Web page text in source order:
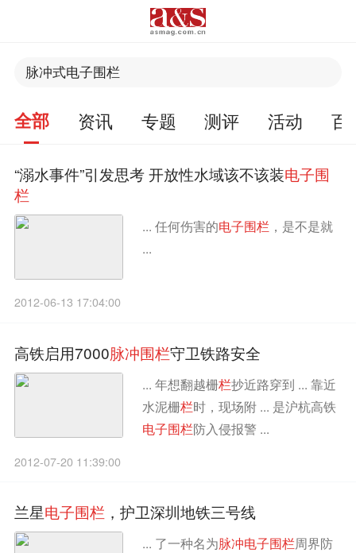
全部 资讯 专题 测评 活动 百
“溺水事件”引发思考 开放性水域该不该装电子围
栏
... 任何伤害的电子围栏 ，是不是就
...
2012-06-13 17:04:00
高铁启用7000脉冲围栏守卫铁路安全
... 年想翻越栅栏抄近路穿到 ... 靠近
水泥栅栏时，现场附 ... 是沪杭高铁
电子围栏防入侵报警 ...
2012-07-20 11:39:00
兰星电子围栏 ，护卫深圳地铁三号线
... 了一种名为脉冲电子围栏周界防